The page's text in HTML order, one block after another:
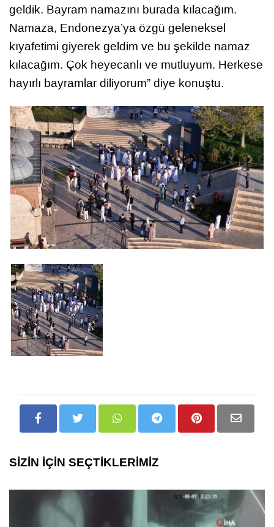
geldik. Bayram namazını burada kılacağım.
Namaza, Endonezya’ya özgü geleneksel
kıyafetimi giyerek geldim ve bu şekilde namaz
kılacağım. Çok heyecanlı ve mutluyum. Herkese
hayırlı bayramlar diliyorum” diye konuştu.
SİZİN İÇİN SEÇTİKLERİMİZ